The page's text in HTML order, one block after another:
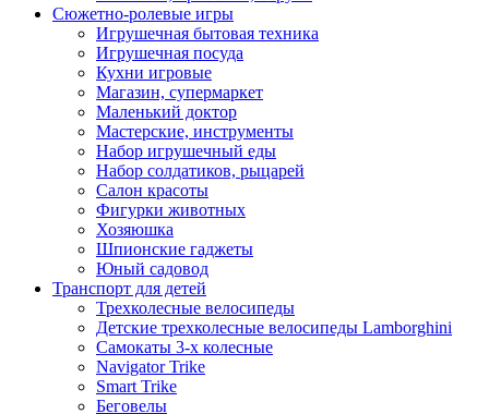
Сюжетно-ролевые игры
Игрушечная бытовая техника
Игрушечная посуда
Кухни игровые
Магазин, супермаркет
Маленький доктор
Мастерские, инструменты
Набор игрушечный еды
Набор солдатиков, рыцарей
Салон красоты
Фигурки животных
Хозяюшка
Шпионские гаджеты
Юный садовод
Транспорт для детей
Трехколесные велосипеды
Детские трехколесные велосипеды Lamborghini
Самокаты 3-х колесные
Navigator Trike
Smart Trike
Беговелы